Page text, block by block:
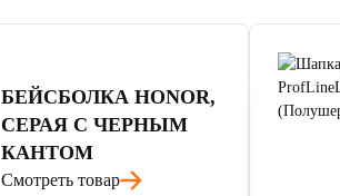
БЕЙСБОЛКА HONOR,
СЕРАЯ С ЧЕРНЫМ
КАНТОМ
Смотреть товар